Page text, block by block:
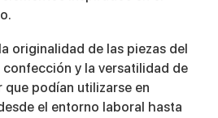
originalidad de las piezas del
confección y la versatilidad de
que podían utilizarse en
el entorno laboral hasta